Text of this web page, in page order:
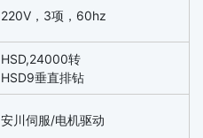
220V，3项，60hz
HSD,24000转
HSD9垂直排钻
安川伺服/电机驱动